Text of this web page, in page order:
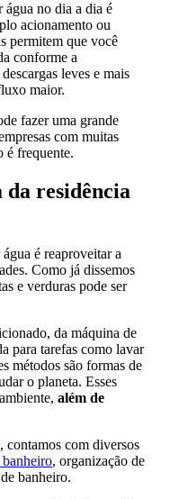
água no dia a dia é
acionamento ou
permitem que você
conforme a
leves e mais
maior.
fazer uma grande
com muitas
é frequente.
residência
é reaproveitar a
Como já dissemos
e verduras pode ser
da máquina de
para tarefas como lavar
métodos são formas de
o planeta. Esses
além de
contamos com diversos
banheiro, organização de
banheiro.